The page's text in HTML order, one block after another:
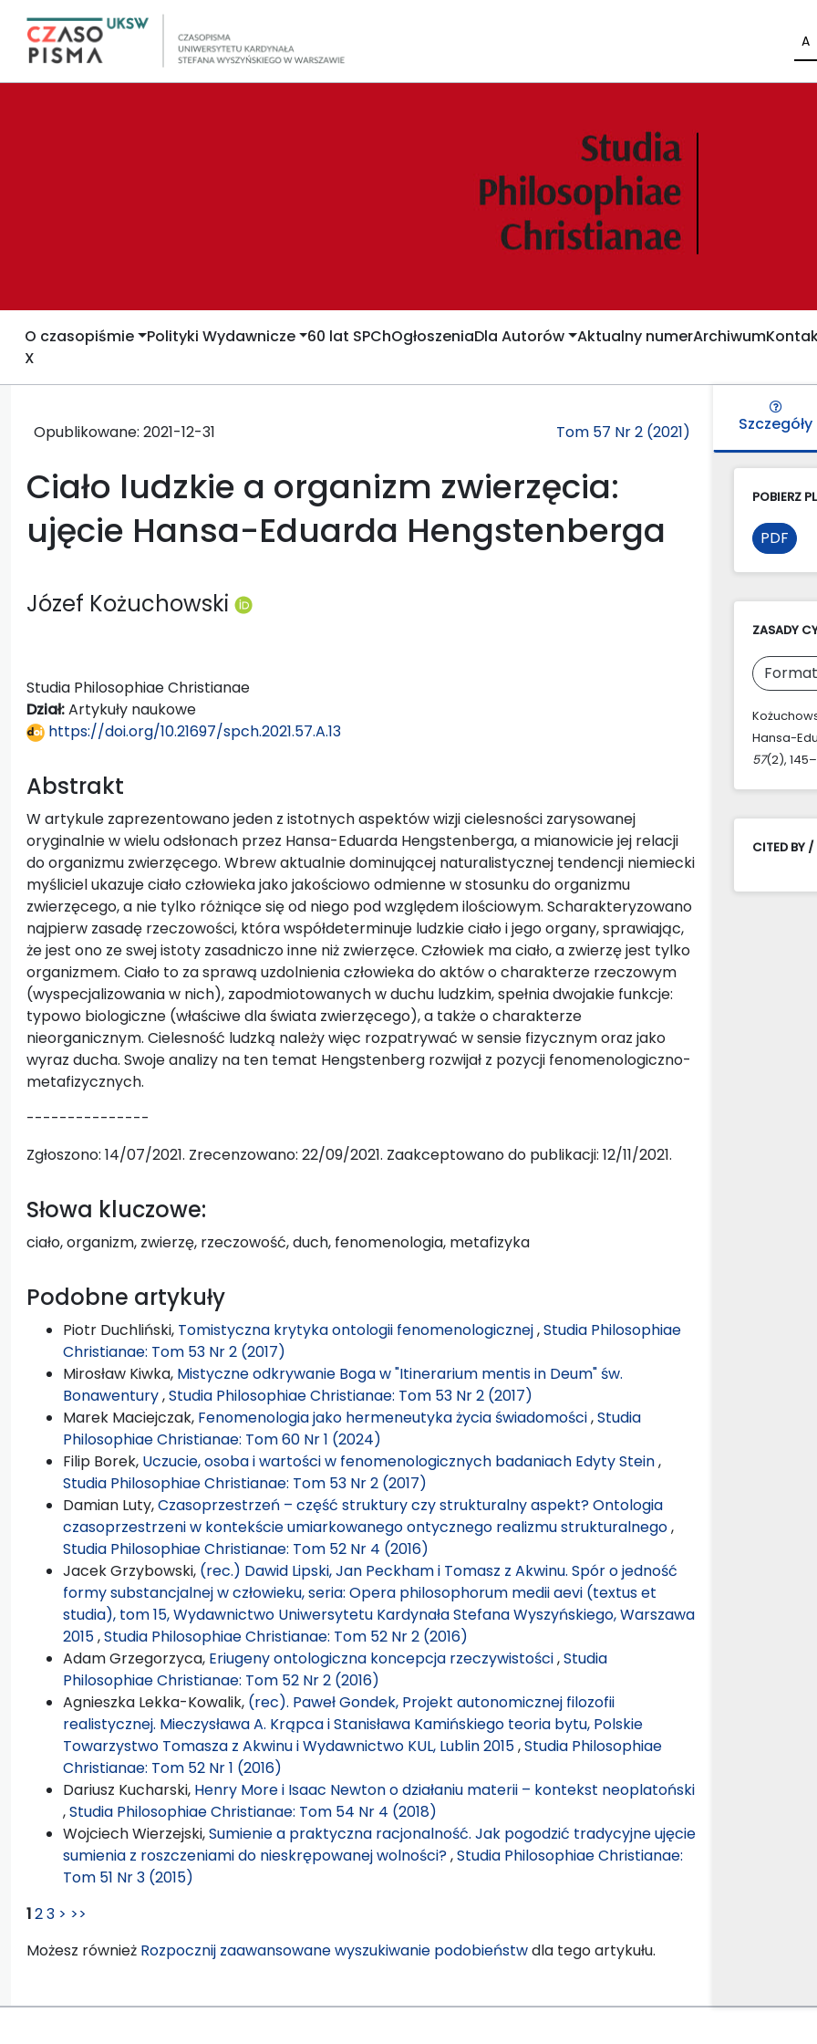
A
O czasopiśmie Polityki Wydawnicze 60 lat SPChOgłoszeniaDla Autorów Aktualny numerArchiwum
X
Opublikowane: 2021-12-31 Tom 57 Nr 2 (2021)
Ciało ludzkie a organizm zwierzęcia:
ujęcie Hansa-Eduarda Hengstenberga
Józef Kożuchowski
Studia Philosophiae Christianae
Dział:Artykuły naukowe
https://doi.org/10.21697/spch.2021.57.A.13
Abstrakt
W artykule zaprezentowano jeden z istotnych aspektów wizji cielesności zarysowanej
oryginalnie w wielu odsłonach przez Hansa-Eduarda Hengstenberga, a mianowicie jej relacji
do organizmu zwierzęcego. Wbrew aktualnie dominującej naturalistycznej tendencji niemiecki
myśliciel ukazuje ciało człowieka jako jakościowo odmienne w stosunku do organizmu
zwierzęcego, a nie tylko różniące się od niego pod względem ilościowym. Scharakteryzowano
najpierw zasadę rzeczowości, która współdeterminuje ludzkie ciało i jego organy, sprawiając,
że jest ono ze swej istoty zasadniczo inne niż zwierzęce. Człowiek ma ciało, a zwierzę jest tylko
organizmem. Ciało to za sprawą uzdolnienia człowieka do aktów o charakterze rzeczowym
(wyspecjalizowania w nich), zapodmiotowanych w duchu ludzkim, spełnia dwojakie funkcje:
typowo biologiczne (właściwe dla świata zwierzęcego), a także o charakterze
nieorganicznym. Cielesność ludzką należy więc rozpatrywać w sensie fizycznym oraz jako
wyraz ducha. Swoje analizy na ten temat Hengstenberg rozwijał z pozycji fenomenologiczno-
metafizycznych.
---------------
Zgłoszono: 14/07/2021. Zrecenzowano: 22/09/2021. Zaakceptowano do publikacji: 12/11/2021.
Słowa kluczowe:
ciało, organizm, zwierzę, rzeczowość, duch, fenomenologia, metafizyka
Podobne artykuły
Piotr Duchliński, Tomistyczna krytyka ontologii fenomenologicznej,Studia Philosophiae
Christianae: Tom 53 Nr 2 (2017)
Mirosław Kiwka, Mistyczne odkrywanie Boga w "Itinerarium mentis in Deum" św.
Bonawentury,Studia Philosophiae Christianae: Tom 53 Nr 2 (2017)
Marek Maciejczak, Fenomenologia jako hermeneutyka życia świadomości,Studia
Philosophiae Christianae: Tom 60 Nr 1 (2024)
Filip Borek, Uczucie, osoba i wartości w fenomenologicznych badaniach Edyty Stein,
Studia Philosophiae Christianae: Tom 53 Nr 2 (2017)
Damian Luty,Czasoprzestrzeń – część struktury czy strukturalny aspekt? Ontologia
czasoprzestrzeni w kontekście umiarkowanego ontycznego realizmu strukturalnego,
Studia Philosophiae Christianae: Tom 52 Nr 4 (2016)
Jacek Grzybowski, (rec.) Dawid Lipski, Jan Peckham i Tomasz z Akwinu. Spór o jedność
formy substancjalnej w człowieku, seria: Opera philosophorum medii aevi (textus et
studia), tom 15, Wydawnictwo Uniwersytetu Kardynała Stefana Wyszyńskiego, Warszawa
2015,Studia Philosophiae Christianae: Tom 52 Nr 2 (2016)
Adam Grzegorzyca, Eriugeny ontologiczna koncepcja rzeczywistości,Studia
Philosophiae Christianae: Tom 52 Nr 2 (2016)
Agnieszka Lekka-Kowalik, (rec). Paweł Gondek, Projekt autonomicznej filozofii
realistycznej. Mieczysława A. Krąpca i Stanisława Kamińskiego teoria bytu, Polskie
Towarzystwo Tomasza z Akwinu i Wydawnictwo KUL, Lublin 2015,Studia Philosophiae
Christianae: Tom 52 Nr 1 (2016)
Dariusz Kucharski, Henry More i Isaac Newton o działaniu materii – kontekst neoplatoński
,Studia Philosophiae Christianae: Tom 54 Nr 4 (2018)
Wojciech Wierzejski,Sumienie a praktyczna racjonalność. Jak pogodzić tradycyjne ujęcie
sumienia z roszczeniami do nieskrępowanej wolności?,Studia Philosophiae Christianae:
Tom 51 Nr 3 (2015)
123 > >>
Możesz również Rozpocznij zaawansowane wyszukiwanie podobieństwdla tego artykułu.
Szczegóły
POBIERZ
PDF
ZASADY
Hansa-
57(2),
CITED BY /